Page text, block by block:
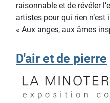
raisonnable et de révéler
artistes pour qui rien n’est
« Aux anges, aux âmes
D'air et de pierre